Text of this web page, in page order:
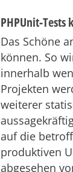
PHPUnit-
Das Schöne
können. So
innerhalb
Projekten
weiterer
auf die
produktiven
abgesehen